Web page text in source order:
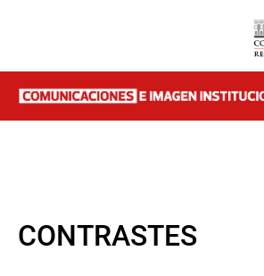
CONTRASTES